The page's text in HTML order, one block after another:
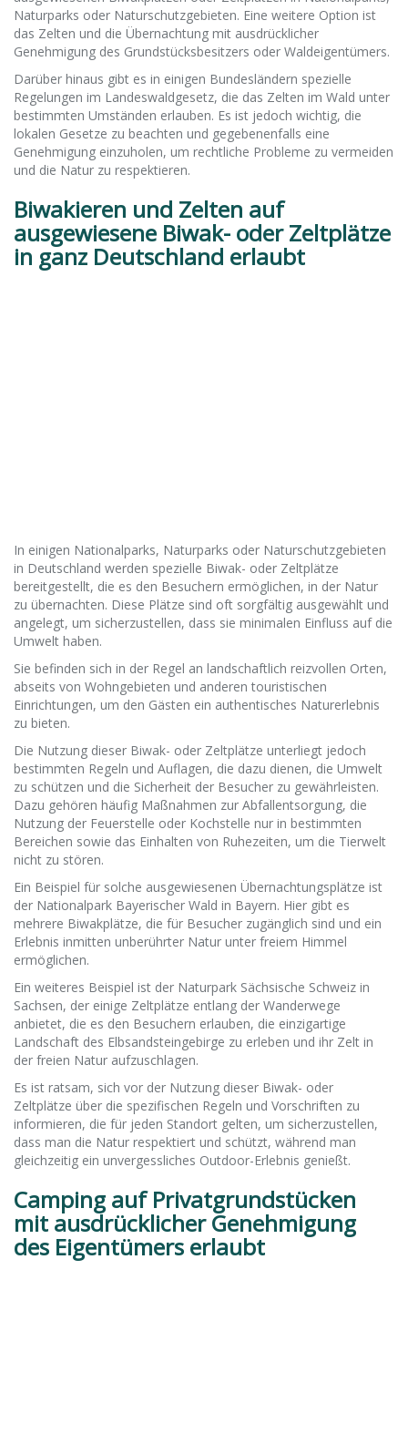
Naturparks oder Naturschutzgebieten. Eine weitere Option ist
das Zelten und die Übernachtung mit ausdrücklicher
Genehmigung des Grundstücksbesitzers oder Waldeigentümers.
Darüber hinaus gibt es in einigen Bundesländern spezielle
Regelungen im Landeswaldgesetz, die das Zelten im Wald unter
bestimmten Umständen erlauben. Es ist jedoch wichtig, die
lokalen Gesetze zu beachten und gegebenenfalls eine
Genehmigung einzuholen, um rechtliche Probleme zu vermeiden
und die Natur zu respektieren.
Biwakieren und Zelten auf
ausgewiesene Biwak- oder Zeltplätze
in ganz Deutschland erlaubt
In einigen Nationalparks, Naturparks oder Naturschutzgebieten
in Deutschland werden spezielle Biwak- oder Zeltplätze
bereitgestellt, die es den Besuchern ermöglichen, in der Natur
zu übernachten. Diese Plätze sind oft sorgfältig ausgewählt und
angelegt, um sicherzustellen, dass sie minimalen Einfluss auf die
Umwelt haben.
Sie befinden sich in der Regel an landschaftlich reizvollen Orten,
abseits von Wohngebieten und anderen touristischen
Einrichtungen, um den Gästen ein authentisches Naturerlebnis
zu bieten.
Die Nutzung dieser Biwak- oder Zeltplätze unterliegt jedoch
bestimmten Regeln und Auflagen, die dazu dienen, die Umwelt
zu schützen und die Sicherheit der Besucher zu gewährleisten.
Dazu gehören häufig Maßnahmen zur Abfallentsorgung, die
Nutzung der Feuerstelle oder Kochstelle nur in bestimmten
Bereichen sowie das Einhalten von Ruhezeiten, um die Tierwelt
nicht zu stören.
Ein Beispiel für solche ausgewiesenen Übernachtungsplätze ist
der Nationalpark Bayerischer Wald in Bayern. Hier gibt es
mehrere Biwakplätze, die für Besucher zugänglich sind und ein
Erlebnis inmitten unberührter Natur unter freiem Himmel
ermöglichen.
Ein weiteres Beispiel ist der Naturpark Sächsische Schweiz in
Sachsen, der einige Zeltplätze entlang der Wanderwege
anbietet, die es den Besuchern erlauben, die einzigartige
Landschaft des Elbsandsteingebirge zu erleben und ihr Zelt in
der freien Natur aufzuschlagen.
Es ist ratsam, sich vor der Nutzung dieser Biwak- oder
Zeltplätze über die spezifischen Regeln und Vorschriften zu
informieren, die für jeden Standort gelten, um sicherzustellen,
dass man die Natur respektiert und schützt, während man
gleichzeitig ein unvergessliches Outdoor-Erlebnis genießt.
Camping auf Privatgrundstücken
mit ausdrücklicher Genehmigung
des Eigentümers erlaubt